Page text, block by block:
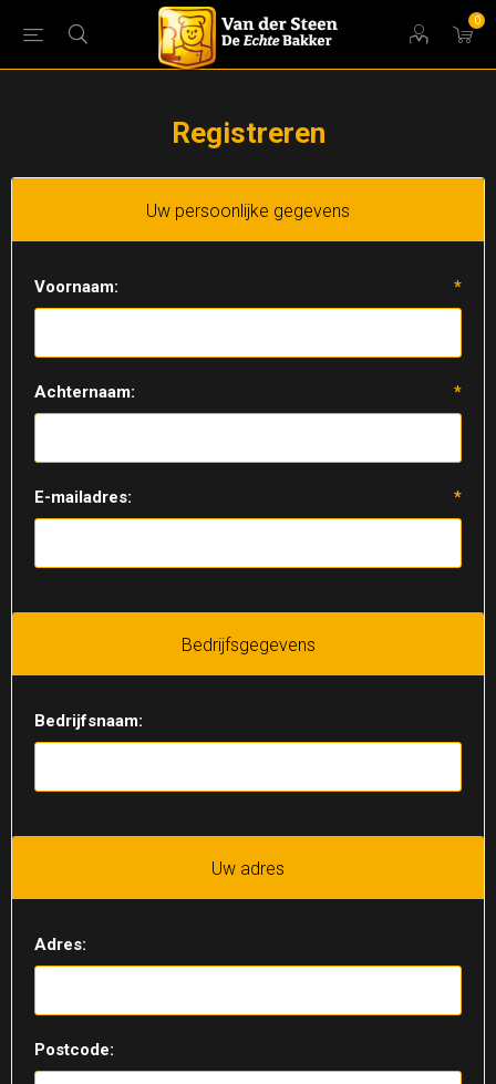
0
Registreren
Uw persoonlijke gegevens
Voornaam: *
Achternaam: *
E-mailadres: *
Bedrijfsgegevens
Bedrijfsnaam:
Uw adres
Adres:
Postcode: